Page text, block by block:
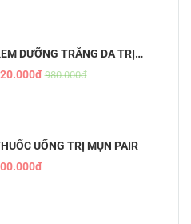
DƯỠNG TRẮNG DA TRỊ
ĐÊM TRANSINO
REPAIR CREAM EX
980.000đ
UỐNG TRỊ MỤN PAIR